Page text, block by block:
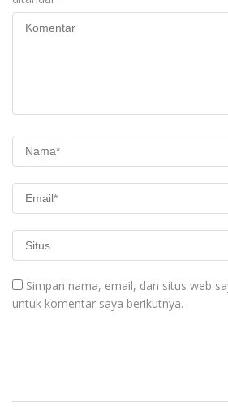
Simpan nama, email, dan situs web
untuk komentar saya berikutnya.